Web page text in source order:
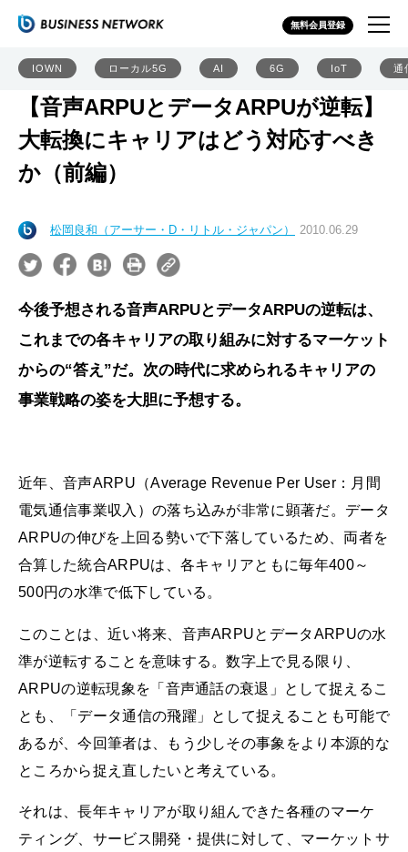
無料会員登録
IOWN ローカル5G AI 6G IoT 通
【音声ARPUとデータARPUが逆転】
大転換にキャリアはどう対応すべき
か（前編）
松岡良和（アーサー・D・リトル・ジャパン） 2010.06.29
今後予想される音声ARPUとデータARPUの逆転は、
これまでの各キャリアの取り組みに対するマーケット
からの“答え”だ。次の時代に求められるキャリアの
事業戦略の姿を大胆に予想する。
近年、音声ARPU（Average Revenue Per User：月間
電気通信事業収入）の落ち込みが非常に顕著だ。データ
ARPUの伸びを上回る勢いで下落しているため、両者を
合算した統合ARPUは、各キャリアともに毎年400～
500円の水準で低下している。
このことは、近い将来、音声ARPUとデータARPUの水
準が逆転することを意味する。数字上で見る限り、
ARPUの逆転現象を「音声通話の衰退」として捉えるこ
とも、「データ通信の飛躍」として捉えることも可能で
あるが、今回筆者は、もう少しその事象をより本源的な
ところから捉え直したいと考えている。
それは、長年キャリアが取り組んできた各種のマーケ
ティング、サービス開発・提供に対して、マーケットサ